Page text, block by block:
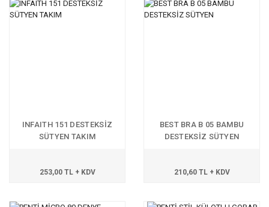
INFAITH 151 DESTEKSİZ
SÜTYEN TAKIM
253,00 TL + KDV
BEST BRA B 05 BAMBU
DESTEKSİZ SÜTYEN
210,60 TL + KDV